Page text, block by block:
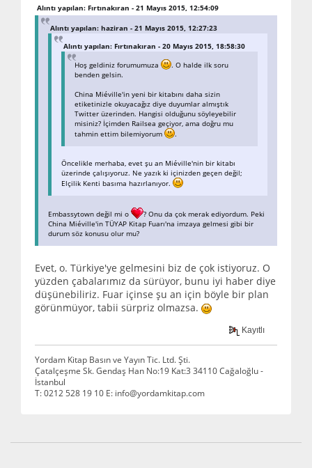
Alıntı yapılan: Fırtınakıran - 21 Mayıs 2015, 12:54:09
Alıntı yapılan: haziran - 21 Mayıs 2015, 12:27:23
Alıntı yapılan: Fırtınakıran - 20 Mayıs 2015, 18:58:30
Hoş geldiniz forumumuza
. O halde ilk soru
benden gelsin.
China Miéville'in yeni bir kitabını daha sizin
etiketinizle okuyacağız diye duyumlar almıştık
Twitter üzerinden. Hangisi olduğunu söyleyebilir
misiniz? İçimden Railsea geçiyor, ama doğru mu
tahmin ettim bilemiyorum
.
Öncelikle merhaba, evet şu an Miéville'nin bir kitabı
üzerinde çalışıyoruz. Ne yazık ki içinizden geçen değil;
Elçilik Kenti basıma hazırlanıyor.
Embassytown değil mi o
? Onu da çok merak ediyordum. Peki
China Miéville'in TÜYAP Kitap Fuarı'na imzaya gelmesi gibi bir
durum söz konusu olur mu?
Evet, o. Türkiye'ye gelmesini biz de çok istiyoruz. O
yüzden çabalarımız da sürüyor, bunu iyi haber diye
düşünebiliriz. Fuar içinse şu an için böyle bir plan
görünmüyor, tabii sürpriz olmazsa.
Kayıtlı
Yordam Kitap Basın ve Yayın Tic. Ltd. Şti.
Çatalçeşme Sk. Gendaş Han No:19 Kat:3 34110 Cağaloğlu -
İstanbul
T: 0212 528 19 10 E: info@yordamkitap.com